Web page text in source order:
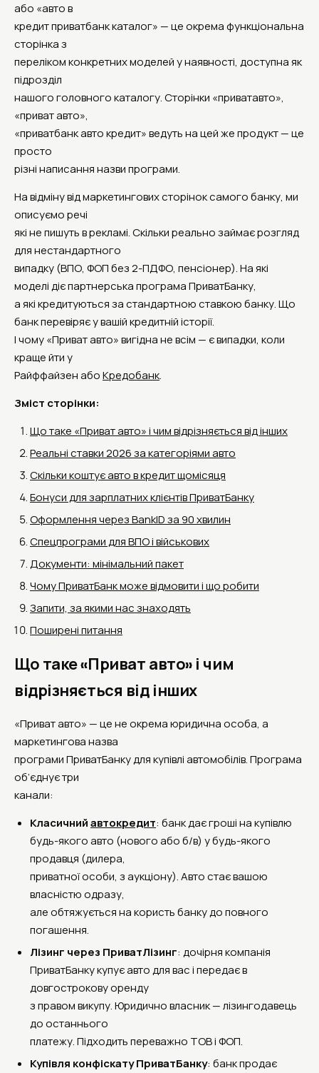
або «авто в
кредит приватбанк каталог» — це окрема функціональна
сторінка з
переліком конкретних моделей у наявності, доступна як
підрозділ
нашого головного каталогу. Сторінки «приватавто»,
«приват авто»,
«приватбанк авто кредит» ведуть на цей же продукт — це
просто
різні написання назви програми.
На відміну від маркетингових сторінок самого банку, ми
описуємо речі
які не пишуть в рекламі. Скільки реально займає розгляд
для нестандартного
випадку (ВПО, ФОП без 2-ПДФО, пенсіонер). На які
моделі діє партнерська програма ПриватБанку,
а які кредитуються за стандартною ставкою банку. Що
банк перевіряє у вашій кредитній історії.
І чому «Приват авто» вигідна не всім — є випадки, коли
краще йти у
Райффайзен абоКредобанк.
Зміст сторінки:
Що таке «Приват авто» і чим відрізняється від інших
Реальні ставки 2026 за категоріями авто
Скільки коштує авто в кредит щомісяця
Бонуси для зарплатних клієнтів ПриватБанку
Оформлення через BankID за 90 хвилин
Спецпрограми для ВПО і військових
Документи: мінімальний пакет
Чому ПриватБанк може відмовити і що робити
Запити, за якими нас знаходять
Поширені питання
Що таке «Приват авто» і чим
відрізняється від інших
«Приват авто» — це не окрема юридична особа, а
маркетингова назва
програми ПриватБанку для купівлі автомобілів. Програма
об’єднує три
канали:
Класичнийавтокредит: банк дає гроші на купівлю
будь-якого авто (нового або б/в) у будь-якого
продавця (дилера,
приватної особи, з аукціону). Авто стає вашою
власністю одразу,
але обтяжується на користь банку до повного
погашення.
Лізинг через ПриватЛізинг: дочірня компанія
ПриватБанку купує авто для вас і передає в
довгострокову оренду
з правом викупу. Юридично власник — лізингодавець
до останнього
платежу. Підходить переважно ТОВ і ФОП.
Купівля конфіскату ПриватБанку: банк продає